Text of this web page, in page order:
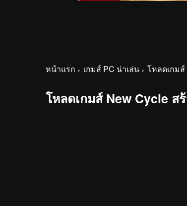
หน้าแรก เกมส์ PC น่าเล่น โหลดเกมส์
โหลดเกมส์ New Cycle ส